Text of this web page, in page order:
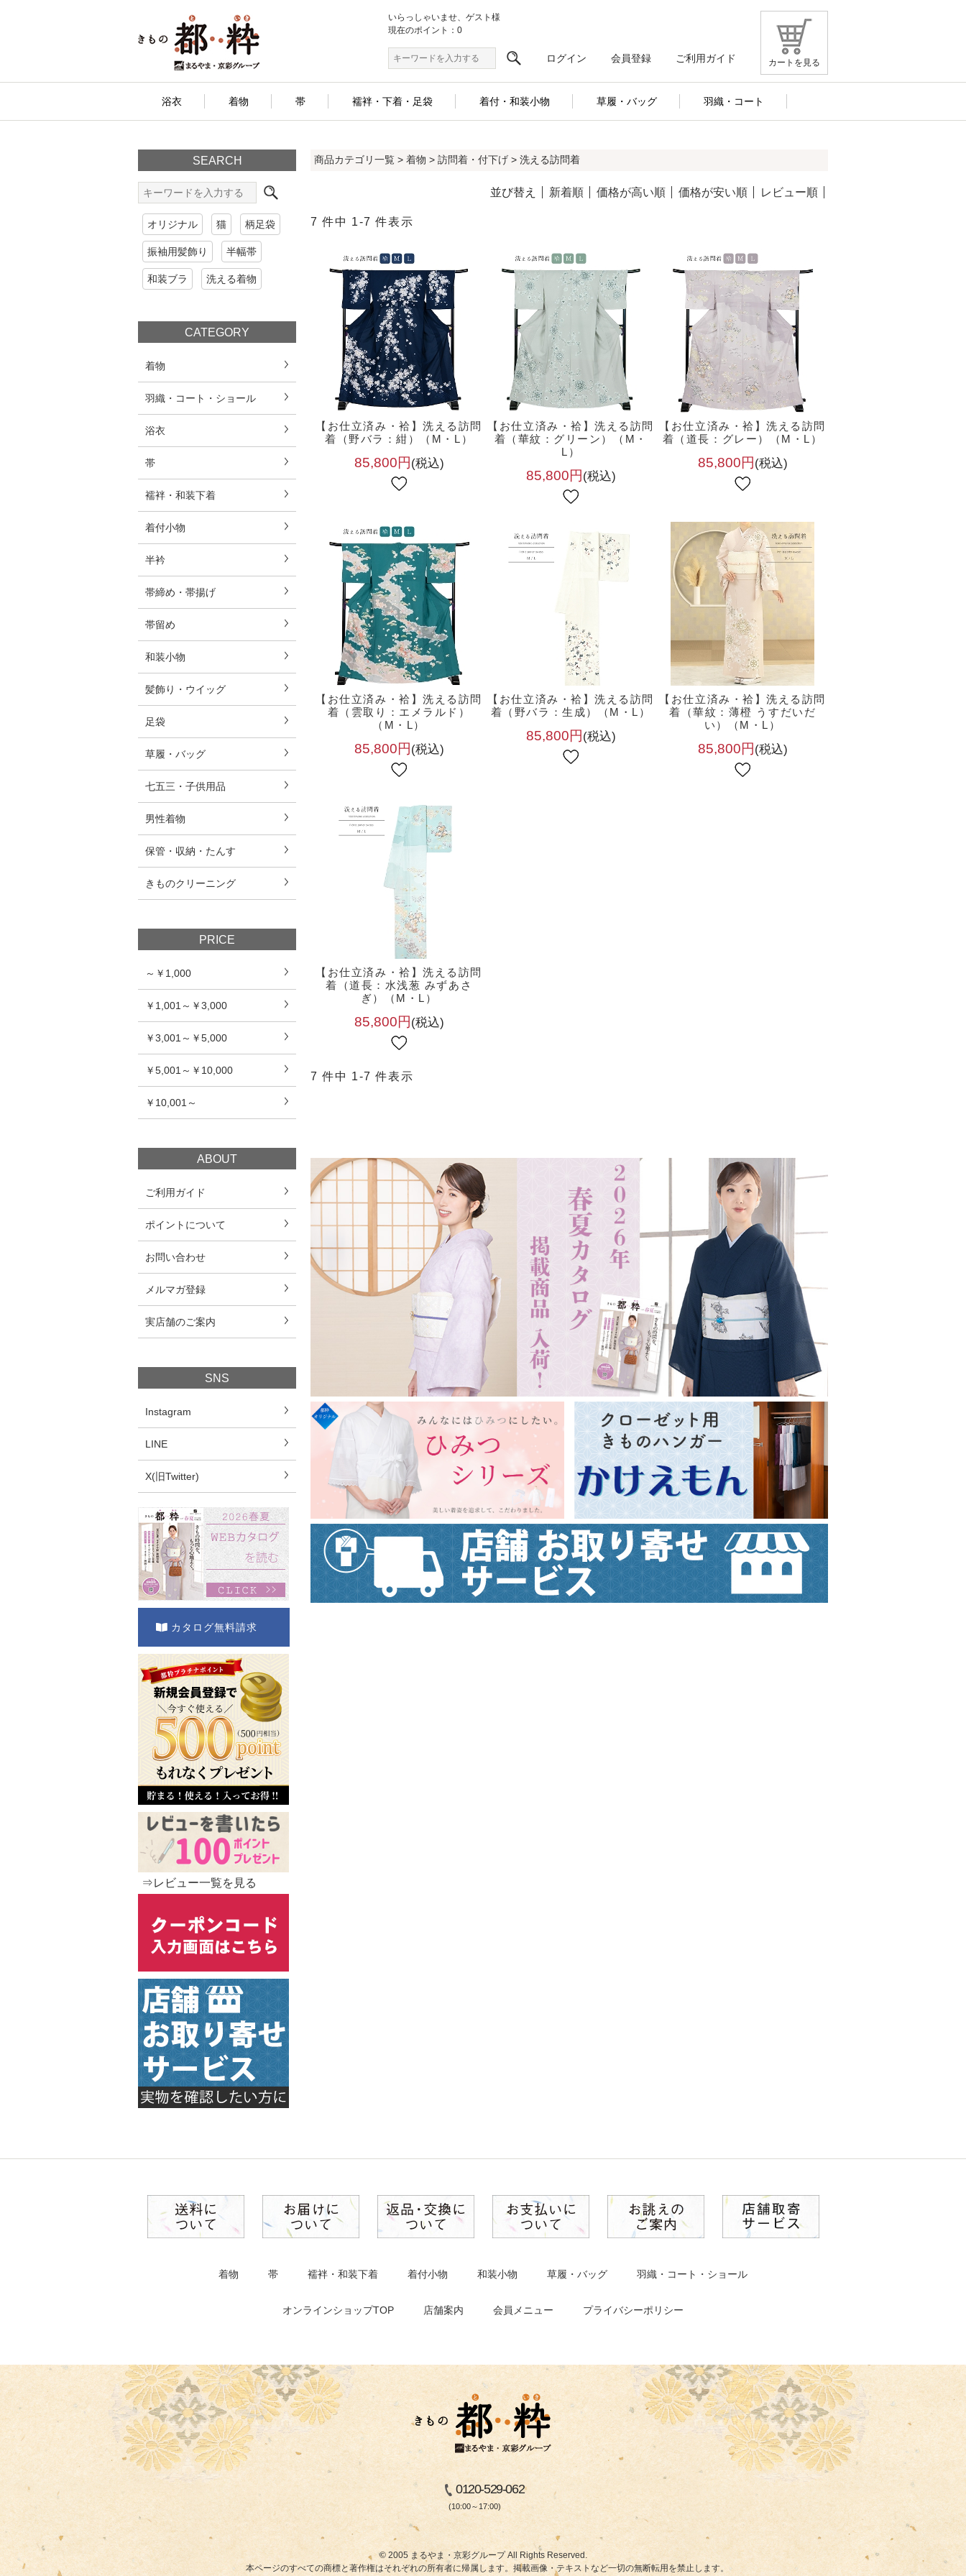
カートを見る
いらっしゃいませ、ゲスト様
現在のポイント：0
ログイン 会員登録 ご利用ガイド
浴衣 着物 帯 襦袢・下着・足袋 着付・和装小物 草履・バッグ 羽織・コート
SEARCH
オリジナル 猫 柄足袋
振袖用髪飾り 半幅帯
和装ブラ 洗える着物
CATEGORY
着物
羽織・コート・ショール
浴衣
帯
襦袢・和装下着
着付小物
半衿
帯締め・帯揚げ
帯留め
和装小物
髪飾り・ウイッグ
足袋
草履・バッグ
七五三・子供用品
男性着物
保管・収納・たんす
きものクリーニング
PRICE
～￥1,000
￥1,001～￥3,000
￥3,001～￥5,000
￥5,001～￥10,000
￥10,001～
ABOUT
ご利用ガイド
ポイントについて
お問い合わせ
メルマガ登録
実店舗のご案内
SNS
Instagram
LINE
X(旧Twitter)
カタログ無料請求
⇒レビュー一覧を見る
商品カテゴリ一覧 > 着物 > 訪問着・付下げ > 洗える訪問着
並び替え 新着順 価格が高い順 価格が安い順 レビュー順
7 件中 1-7 件表示
【お仕立済み・袷】洗える訪問
着（野バラ：紺）（M・L）
85,800円 (税込)
【お仕立済み・袷】洗える訪問
着（華紋：グリーン）（M・
L）
85,800円 (税込)
【お仕立済み・袷】洗える訪問
着（道長：グレー）（M・L）
85,800円 (税込)
【お仕立済み・袷】洗える訪問
着（雲取り：エメラルド）
（M・L）
85,800円 (税込)
【お仕立済み・袷】洗える訪問
着（野バラ：生成）（M・L）
85,800円 (税込)
【お仕立済み・袷】洗える訪問
着（華紋：薄橙 うすだいだ
い）（M・L）
85,800円 (税込)
【お仕立済み・袷】洗える訪問
着（道長：水浅葱 みずあさ
ぎ）（M・L）
85,800円 (税込)
7 件中 1-7 件表示
着物 帯 襦袢・和装下着 着付小物 和装小物 草履・バッグ 羽織・コート・ショール
オンラインショップTOP 店舗案内 会員メニュー プライバシーポリシー
0120-529-062
(10:00～17:00)
© 2005 まるやま・京彩グループ All Rights Reserved.
本ページのすべての商標と著作権はそれぞれの所有者に帰属します。掲載画像・テキストなど一切の無断転用を禁止します。